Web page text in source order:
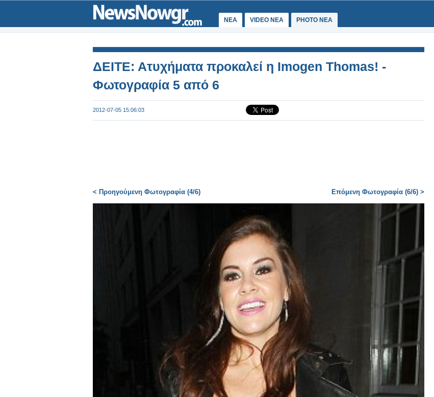
ΝΕΑ VIDEO NEA PHOTO NEA
ΔΕΙΤΕ: Ατυχήματα προκαλεί η Imogen Thomas! -
Φωτογραφία 5 από 6
2012-07-05 15:06:03
< Προηγούμενη Φωτογραφία (4/6) Επόμενη Φωτογραφία (6/6) >